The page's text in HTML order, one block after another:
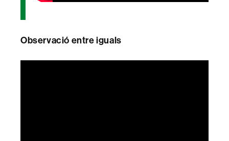
Observació entre iguals